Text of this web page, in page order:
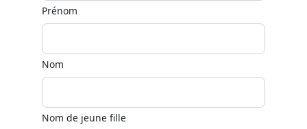
Prénom
Nom
Nom de jeune fille